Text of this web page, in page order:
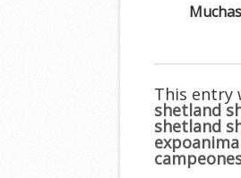
This entry
shetland
shetland